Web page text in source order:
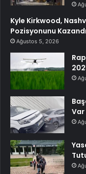
Kyle Kirkwood,
Pozisyonunu Kazandı
Ağustos 5, 2026
Var